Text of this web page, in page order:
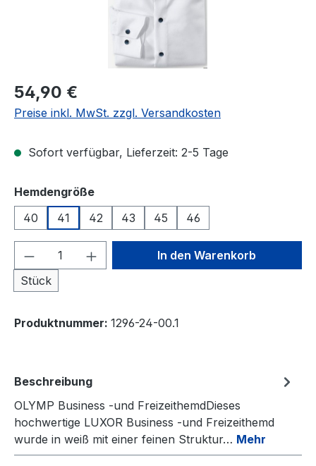
Regulärer Preis:
54,90 €
Preise inkl. MwSt. zzgl. Versandkosten
Sofort verfügbar, Lieferzeit: 2-5 Tage
Hemdengrößeauswählen
40
41 42 43 45 46
Produkt Anzahl: Gib den
Stück
In den Warenkorb
Produktnummer: 1296-24-00.1
Beschreibung
OLYMP Business -und FreizeithemdDieses
hochwertige LUXOR Business -und Freizeithemd
wurde in weiß mit einer feinen Struktur… Mehr